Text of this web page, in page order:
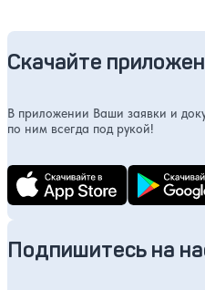
Скачайте
В приложении Ваши заявки и
по ним всегда под рукой!
Подпишитесь на